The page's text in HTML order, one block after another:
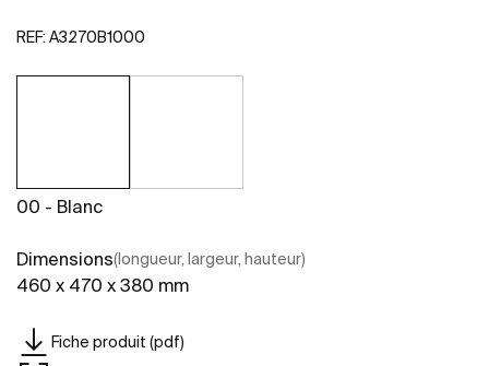
REF: A3270B1000
00 - Blanc
Dimensions(longueur, largeur, hauteur)
460 x 470 x 380 mm
Fiche produit (pdf)